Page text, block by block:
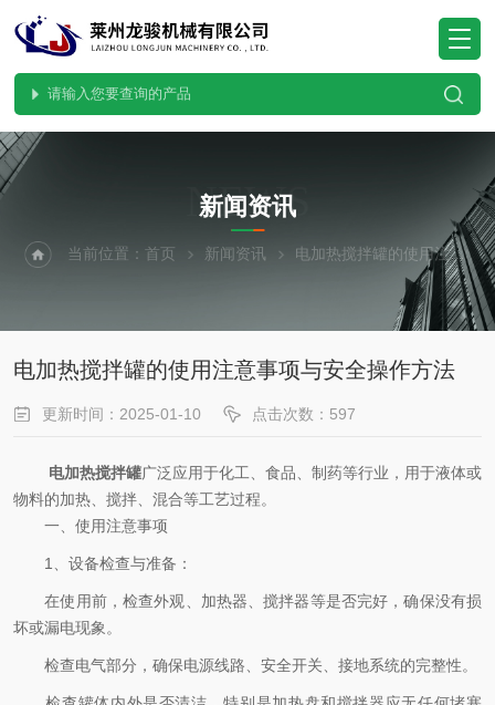
NEWS
新闻资讯
当前位置：首页 新闻资讯 电加热搅拌罐的使用注意事项与安全操作方法
电加热搅拌罐的使用注意事项与安全操作方法
更新时间：2025-01-10 点击次数：597
电加热搅拌罐广泛应用于化工、食品、制药等行业，用于液体或
物料的加热、搅拌、混合等工艺过程。
一、使用注意事项
1、设备检查与准备：
在使用前，检查外观、加热器、搅拌器等是否完好，确保没有损
坏或漏电现象。
检查电气部分，确保电源线路、安全开关、接地系统的完整性。